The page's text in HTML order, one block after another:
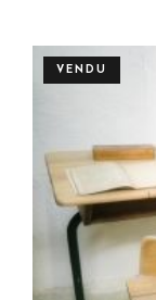
VENDU